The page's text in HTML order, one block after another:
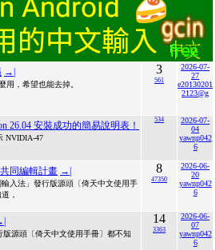
→|
用，希望也能去掉。
3
561
2026-07-
27
e20130201
2123@g
26.04 安裝成功的簡易說明表！
NVIDIA-47
534
2026-07-
04
yawnp042
6
同編輯計畫 →|
入法」發行版源頭〔倚天中文使用手
，
8
47350
2026-06-
20
yawnp042
6
源頭〔倚天中文使用手冊〕都不知
14
3363
2026-06-
07
yawnp042
6